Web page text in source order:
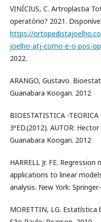
VINÍCIUS, C. Artroplastia
operatório? 2021.
https://
joelho-atj-como-e-o-pos-
2022.
ARANGO, Gustavo.
Guanabara Koogan. 2012
BIOESTATISTICA -
3ªED.(2012). AUTOR:
Guanabara Koogan. 2012
HARRELL Jr. FE.
applications to linear
analysis. New York:
MORETTIN, LG. Estatística